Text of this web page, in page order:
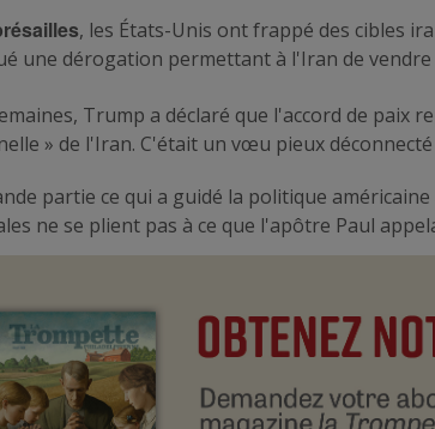
, les États-Unis ont frappé des cibles
une dérogation permettant à l'Iran de
, Trump a déclaré que l'accord de paix
» de l'Iran. C'était un vœu pieux
partie ce qui a guidé la politique
ne se plient pas à ce que l'apôtre Paul